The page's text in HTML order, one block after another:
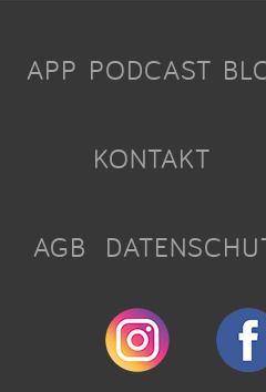
APP PODCAST
KONTAKT
AGB